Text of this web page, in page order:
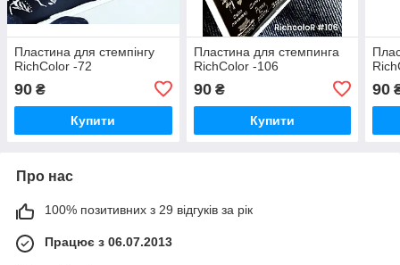
Пластина для стемпінгу
RichColor -72
90 ₴
Купити
Пластина для стемпинга
RichColor -106
90₴
Купити
90
Про нас
100% позитивних з 29 відгуків за рік
Працює з 06.07.2013